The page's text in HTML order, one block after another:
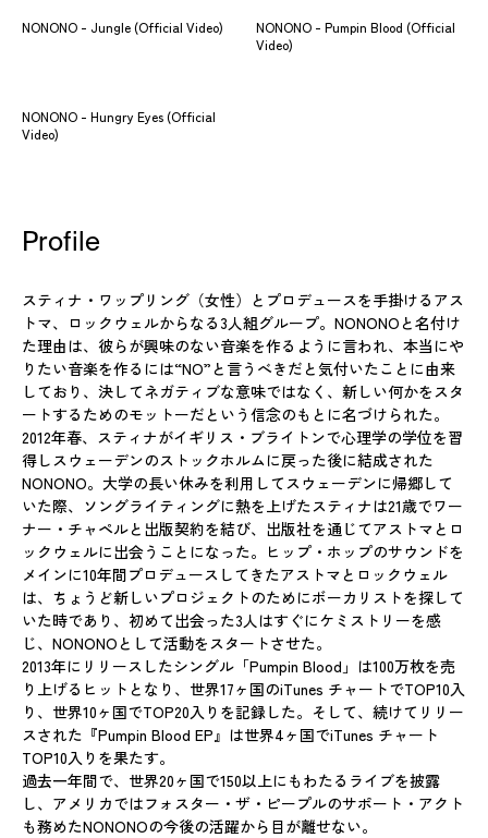
NONONO - Jungle (Official Video)
NONONO - Pumpin Blood (Official
Video)
NONONO - Hungry Eyes (Official
Video)
Profile
スティナ・ワップリング（女性）とプロデュースを手掛けるアス
トマ、ロックウェルからなる3人組グループ。NONONOと名付け
た理由は、彼らが興味のない音楽を作るように言われ、本当にや
りたい音楽を作るには“NO”と言うべきだと気付いたことに由来
しており、決してネガティブな意味ではなく、新しい何かをスタ
ートするためのモットーだという信念のもとに名づけられた。
2012年春、スティナがイギリス・ブライトンで心理学の学位を習
得しスウェーデンのストックホルムに戻った後に結成された
NONONO。大学の長い休みを利用してスウェーデンに帰郷して
いた際、ソングライティングに熱を上げたスティナは21歳でワー
ナー・チャペルと出版契約を結び、出版社を通じてアストマとロ
ックウェルに出会うことになった。ヒップ・ホップのサウンドを
メインに10年間プロデュースしてきたアストマとロックウェル
は、ちょうど新しいプロジェクトのためにボーカリストを探して
いた時であり、初めて出会った3人はすぐにケミストリーを感
じ、NONONOとして活動をスタートさせた。
2013年にリリースしたシングル「Pumpin Blood」は100万枚を売
り上げるヒットとなり、世界17ヶ国のiTunes チャートでTOP10入
り、世界10ヶ国でTOP20入りを記録した。そして、続けてリリー
スされた『Pumpin Blood EP』は世界4ヶ国でiTunes チャート
TOP10入りを果たす。
過去一年間で、世界20ヶ国で150以上にもわたるライブを披露
し、アメリカではフォスター・ザ・ピープルのサポート・アクト
も務めたNONONOの今後の活躍から目が離せない。